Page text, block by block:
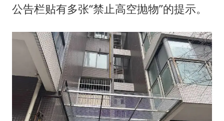
公告栏贴有多张“禁止高空抛物”的提示。